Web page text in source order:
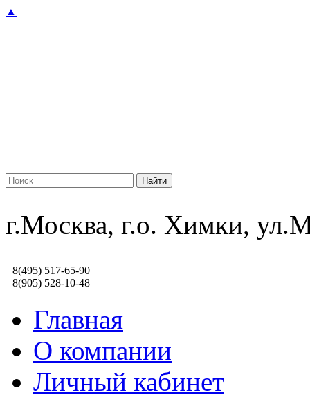
▲
г.Москва, г.о. Химки,
8(495) 517-65-90
8(905) 528-10-48
Главная
О компании
Личный кабинет